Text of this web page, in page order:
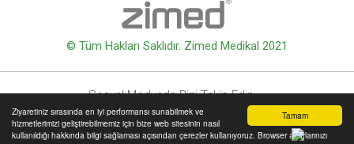
Tamam
Ziyaretiniz sırasında en iyi performansı sunabilmek ve
hizmetlerimizi geliştirebilmemiz için bize web sitesinin nasıl
kullanıldığı hakkında bilgi sağlaması açısından çerezler kullanıyoruz. Browser ayarlarınızı
© Tüm Hakları Saklıdır. Zimed Medikal 2021
Sosyal Medyada Bizi Takip Edin